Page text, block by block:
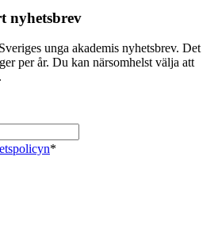
nyhetsbrev
unga akademis nyhetsbrev. Det
per år. Du kan närsomhelst välja att
*